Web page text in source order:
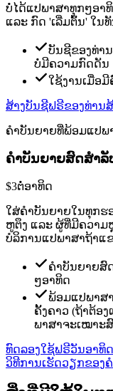
ບໍ່ໄດ້ແປພາສາທຸກໆອາທິ
ແລະ ກົດ 'ເລີ່ມຕົ້ນ' ໃນ
ບັນຊີຂອງທ່າ
ບໍ່ມີຄວາມກົດດັນ
ໃຊ້ງານເມື່ອ
ສ້າງບັນຊີຟຣີຂອງທ່ານ
ຄຳບັນຍາຍທີ່ພ້ອມແປພ
ຄຳບັນຍາຍສົດສຳ
$3ຕໍ່ອາທິດ
ໃສ່ຄຳບັນຍາຍໃນທຸກ
ຫູຕຶງ ແລະ ຜູ້ທີ່ມີຄວາ
ບໍລິການແປພາສາຖ້າແ
ຄຳບັນຍາຍສົ
ໆອາທິດ
ພ້ອມແປພາສ
ຄັ້ງຄາວ (ຖ້າຕ້ອ
ພາສາຈະເໝາະ
ທົດລອງໃຊ້ຟຣີວັນອາທິ
ວິທີການເຮັດວຽກຂອງ